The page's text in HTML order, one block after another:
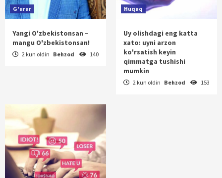
G'urur
Yangi O'zbekistonsan –
mangu O'zbekistonsan!
2 kun oldin Behzod 140
Huquq
Uy olishdagi eng katta
xato: uyni arzon
ko'rsatish keyin
qimmatga tushishi
mumkin
2 kun oldin Behzod 153